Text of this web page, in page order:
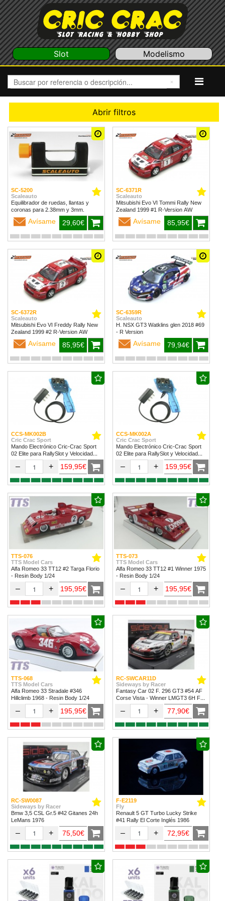
Slot Modelismo
Abrir filtros
SC-5200
Scaleauto
Equilibrador de ruedas, llantas y
coronas para 2.38mm y 3mm.
Avísame 29,60€
SC-6371R
Scaleauto
Mitsubishi Evo VI Tommi Rally New
Zealand 1999 #1 R-Version AW
Avísame 85,95€
SC-6372R
Scaleauto
Mitsubishi Evo VI Freddy Rally New
Zealand 1999 #2 R-Version AW
Avísame 85,95€
SC-6359R
Scaleauto
H. NSX GT3 Watklins glen 2018 #69
- R Version
Avísame 79,94€
CCS-MK002B
Cric Crac Sport
Mando Electrónico Cric-Crac Sport
02 Elite para RallySlot y Velocidad
1/32 & 1/24.
– + 159,95€
CCS-MK002A
Cric Crac Sport
Mando Electrónico Cric-Crac Sport
02 Elite para RallySlot y Velocidad
1/32 & 1/24
– + 159,95€
TTS-076
TTS Model Cars
Alfa Romeo 33 TT12 #2 Targa Florio
- Resin Body 1/24
– + 195,95€
TTS-073
TTS Model Cars
Alfa Romeo 33 TT12 #1 Winner 1975
- Resin Body 1/24
– + 195,95€
TTS-068
TTS Model Cars
Alfa Romeo 33 Stradale #346
Hillclimb 1968 - Resin Body 1/24
– + 195,95€
RC-SWCAR11D
Sideways by Racer
Fantasy Car 02 F. 296 GT3 #54 AF
Corse Vista - Winner LMGT3 6H Fuji
– + 77,90€
RC-SW0087
Sideways by Racer
Bmw 3,5 CSL Gr.5 #42 Gitanes 24h
LeMans 1976
– + 75,50€
F-E2119
Fly
Renault 5 GT Turbo Lucky Strike
#41 Rally El Corte Inglés 1986
– + 72,95€